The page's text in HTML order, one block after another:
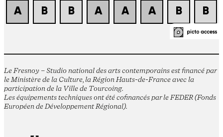
Le Fresnoy – Studio national des arts contemporains est financé par
le Ministère de la Culture, la Région Hauts-de-France avec la
participation de la Ville de Tourcoing.
Les équipements techniques ont été cofinancés par le FEDER (Fonds
Européen de Développement Régional).